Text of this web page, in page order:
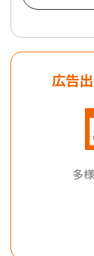
広告
多